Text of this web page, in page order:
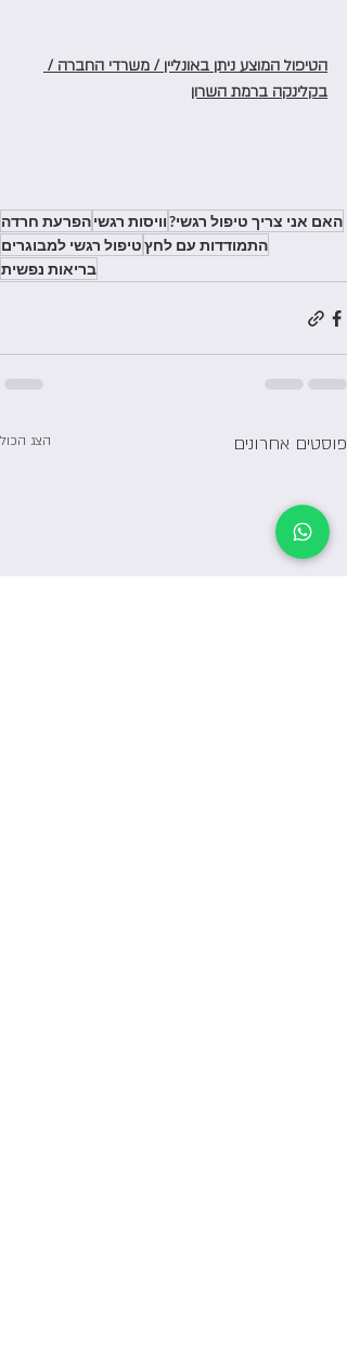
הטיפול המוצע ניתן באונליין / משרדי החברה /
בקלינקה ברמת השרון
האם אני צריך טיפול רגשי?וויסות רגשיהפרעת חרדה
התמודדות עם לחץטיפול רגשי למבוגרים
בריאות נפשית
פוסטים אחרונים הצג הכול